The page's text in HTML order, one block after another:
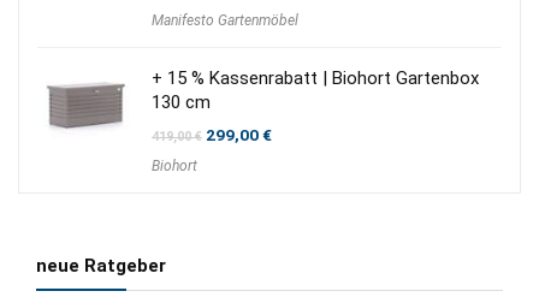
war:
ist:
Manifesto Gartenmöbel
+ 15 % Kassenrabatt | Biohort Gartenbox
130 cm
419,00€ Ursprünglicher
299,00€Aktueller
Biohort
neue Ratgeber